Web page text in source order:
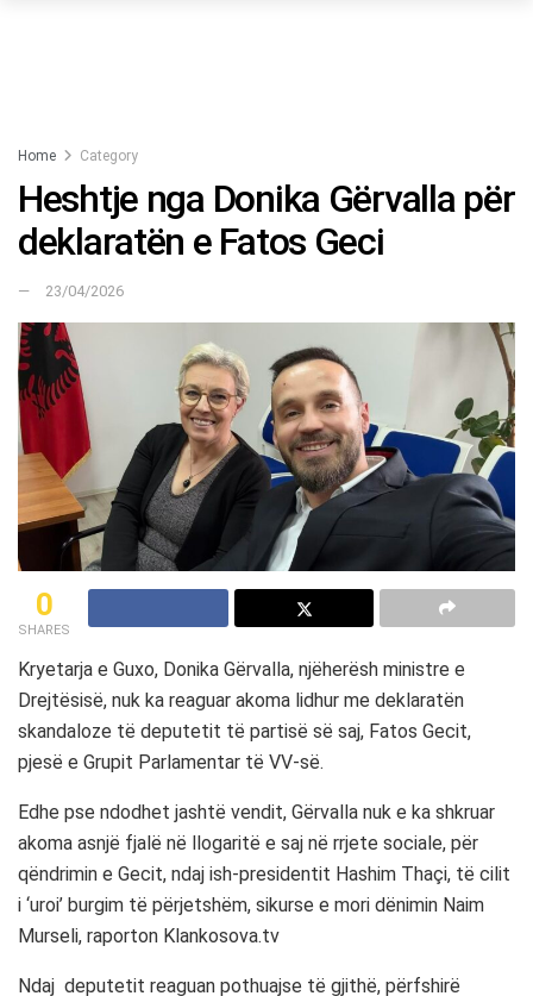
Home Category
Heshtje nga Donika Gërvalla për
deklaratën e Fatos Geci
23/04/2026
0
SHARES
Kryetarja e Guxo, Donika Gërvalla, njëherësh ministre e
Drejtësisë, nuk ka reaguar akoma lidhur me deklaratën
skandaloze të deputetit të partisë së saj, Fatos Gecit,
pjesë e Grupit Parlamentar të VV-së.
Edhe pse ndodhet jashtë vendit, Gërvalla nuk e ka shkruar
akoma asnjë fjalë në llogaritë e saj në rrjete sociale, për
qëndrimin e Gecit, ndaj ish-presidentit Hashim Thaçi, të cilit
i ‘uroi’ burgim të përjetshëm, sikurse e mori dënimin Naim
Murseli, raporton Klankosova.tv
Ndaj deputetit reaguan pothuajse të gjithë, përfshirë